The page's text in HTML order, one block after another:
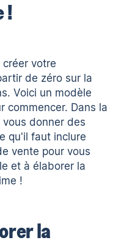
!
votre
de zéro sur la
Voici un modèle
commencer. Dans la
donner des
qu'il faut inclure
vente pour vous
et à élaborer la
!
la